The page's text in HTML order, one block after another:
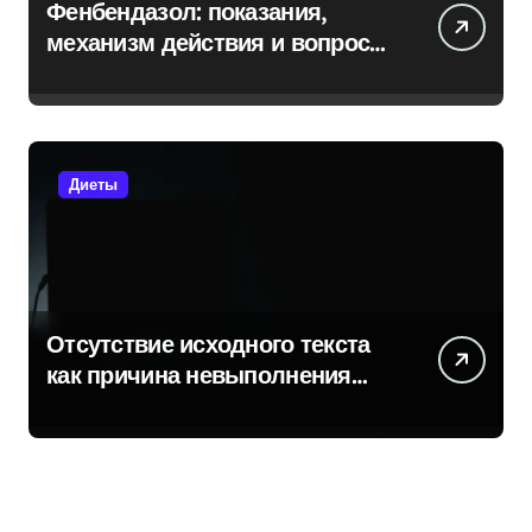
Фенбендазол: показания,
механизм действия и вопросы
Диеты
Отсутствие исходного текста
как причина невыполнения